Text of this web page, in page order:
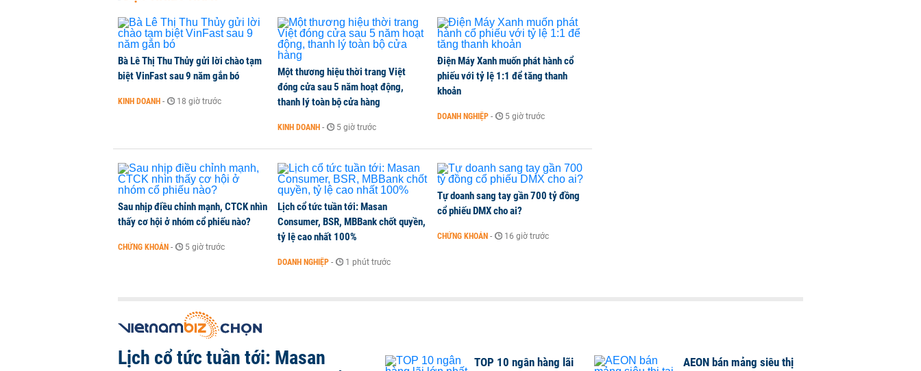
Hà Nội xem xét gia hạn thủ tục 6 dự án lớn
THỜI SỰ - 1 phút trước
Lịch cổ tức tuần tới: Masan Consumer, BSR, MBBank chốt quyền, tỷ lệ cao nhất 100%
TOP 10 ngân hàng lãi lớn nhất từ kinh doanh ngoại hối nửa đầu năm 2026:
Vietcombank quán quân, ACB dẫn đầu nhóm tư nhân
TÀI CHÍNH - 1 phút trước
Bà Lê Thị Thu Thủy gửi lời chào tạm
biệt VinFast sau 9 năm gắn bó
KINH DOANH - 18 giờ trước
Một thương hiệu thời trang Việt
đóng cửa sau 5 năm hoạt động,
thanh lý toàn bộ cửa hàng
KINH DOANH - 5 giờ trước
Điện Máy Xanh muốn phát hành cổ
phiếu với tỷ lệ 1:1 để tăng thanh
khoản
DOANH NGHIỆP - 5 giờ trước
Sau nhịp điều chỉnh mạnh, CTCK nhìn
thấy cơ hội ở nhóm cổ phiếu nào?
CHỨNG KHOÁN - 5 giờ trước
Lịch cổ tức tuần tới: Masan
Consumer, BSR, MBBank chốt quyền,
tỷ lệ cao nhất 100%
DOANH NGHIỆP - 1 phút trước
Tự doanh sang tay gần 700 tỷ đồng
cổ phiếu DMX cho ai?
CHỨNG KHOÁN - 16 giờ trước
Lịch cổ tức tuần tới: Masan
TOP 10 ngân hàng lãi
AEON bán mảng siêu thị